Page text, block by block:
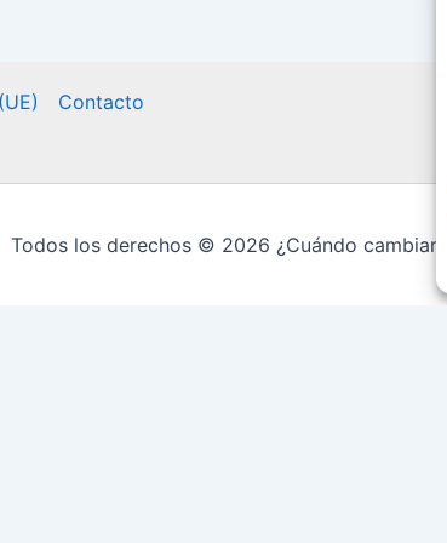
Contacto
Todos los derechos © 2026 ¿Cuándo cambian